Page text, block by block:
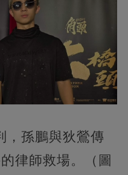
，孫鵬與狄鶯傳
律師救場。（圖